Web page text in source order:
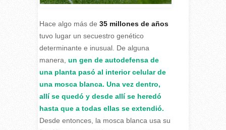
Hace algo más de 35 millones de años
tuvo lugar un secuestro genético
determinante e inusual. De alguna
manera, un gen de autodefensa de
una planta pasó al interior celular de
una mosca blanca. Una vez dentro,
allí se quedó y desde allí se heredó
hasta que a todas ellas se extendió.
Desde entonces, la mosca blanca usa su